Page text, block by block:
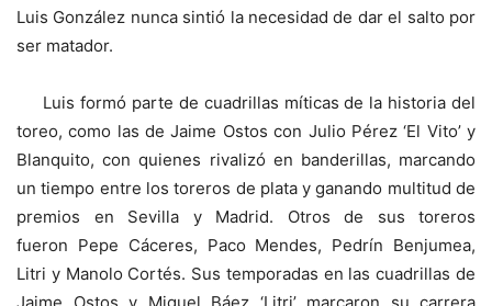
Luis González nunca sintió la necesidad de dar el salto por
ser matador.
Luis formó parte de cuadrillas míticas de la historia del
toreo, como las de Jaime Ostos con Julio Pérez ‘El Vito’ y
Blanquito, con quienes rivalizó en banderillas, marcando
un tiempo entre los toreros de plata y ganando multitud de
premios en Sevilla y Madrid. Otros de sus toreros
fueron Pepe Cáceres, Paco Mendes, Pedrín Benjumea,
Litri y Manolo Cortés. Sus temporadas en las cuadrillas de